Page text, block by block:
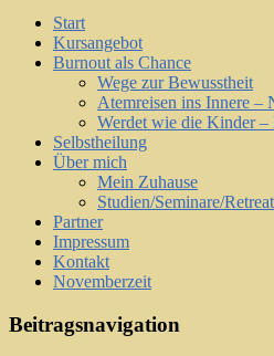
Start
Kursangebot
Burnout als Chance
Wege zur Bewusstheit
Atemreisen ins Innere –
Werdet wie die Kinder
Selbstheilung
Über mich
Mein Zuhause
Studien/Seminare/
Partner
Impressum
Kontakt
Novemberzeit
Beitragsnavigation